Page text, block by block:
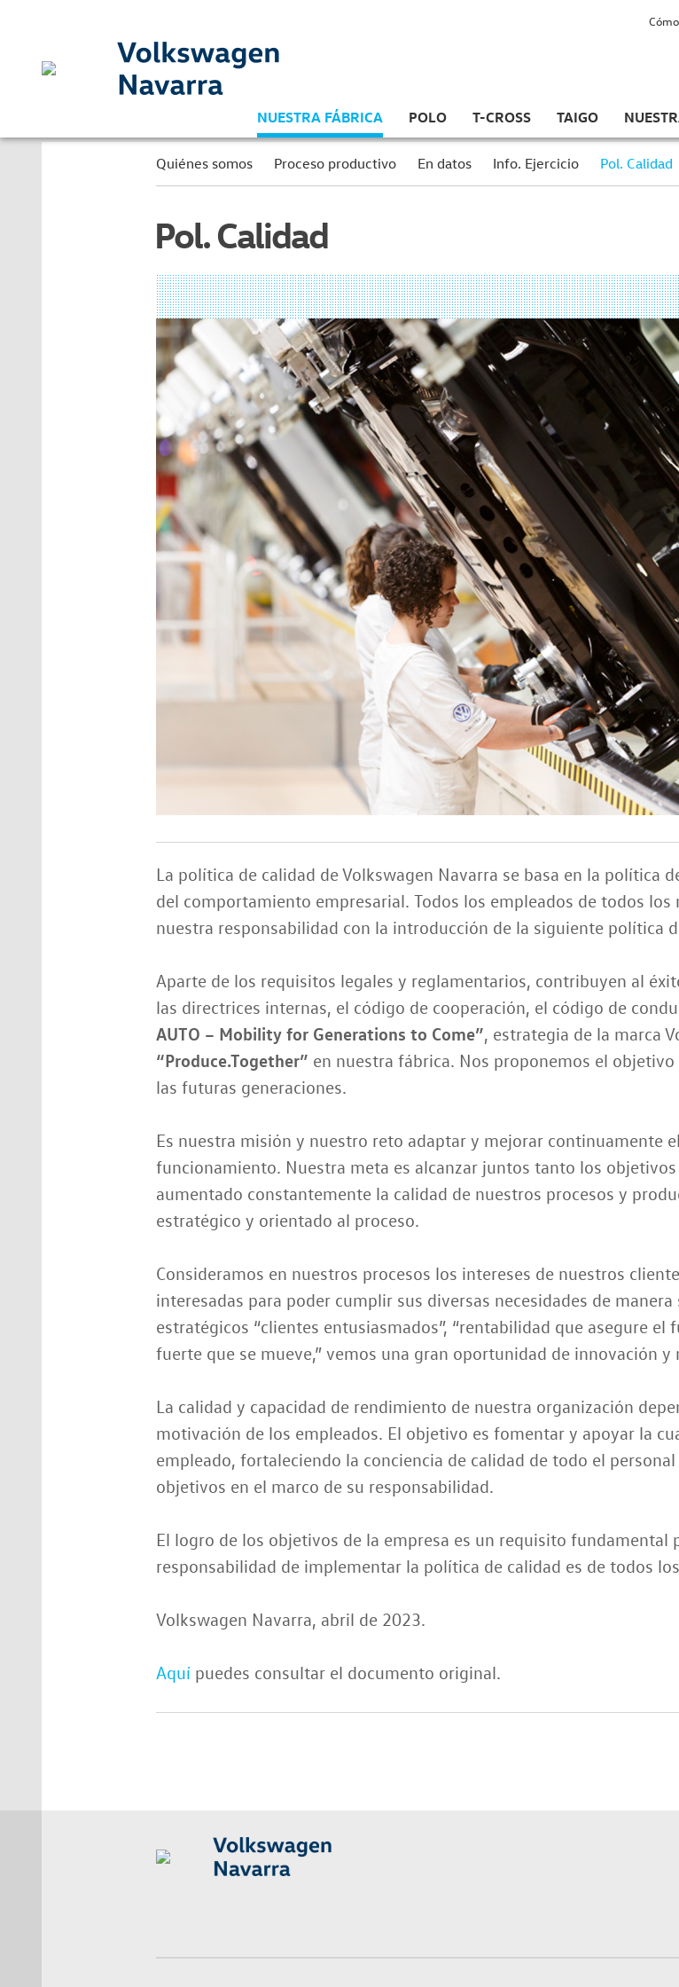
NUESTRA FÁBRICA POLO T-CROSS TAIGO
Quiénes somos Proceso productivo En datos Info. Ejercicio Pol. Calidad
Pol. Calidad
La política de calidad de Volkswagen Navarra se basa en la política
del comportamiento empresarial. Todos los empleados de todos
nuestra responsabilidad con la introducción de la siguiente política
Aparte de los requisitos legales y reglamentarios, contribuyen al
las directrices internas, el código de cooperación, el código de
AUTO – Mobility for Generations to Come”, estrategia de la marca
“Produce.Together” en nuestra fábrica. Nos proponemos el
las futuras generaciones.
Es nuestra misión y nuestro reto adaptar y mejorar continuamente
funcionamiento. Nuestra meta es alcanzar juntos tanto los
aumentado constantemente la calidad de nuestros procesos y
estratégico y orientado al proceso.
Consideramos en nuestros procesos los intereses de nuestros
interesadas para poder cumplir sus diversas necesidades de
estratégicos “clientes entusiasmados”, “rentabilidad que asegure el
fuerte que se mueve,” vemos una gran oportunidad de innovación y
La calidad y capacidad de rendimiento de nuestra organización
motivación de los empleados. El objetivo es fomentar y apoyar la
empleado, fortaleciendo la conciencia de calidad de todo el
objetivos en el marco de su responsabilidad.
El logro de los objetivos de la empresa es un requisito fundamental
responsabilidad de implementar la política de calidad es de todos
Volkswagen Navarra, abril de 2023.
Aquí puedes consultar el documento original.